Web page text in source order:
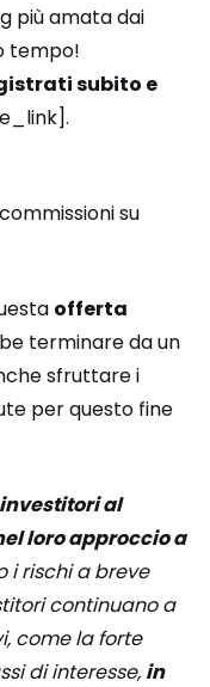
più amata dai
tempo!
subito e
su
offerta
terminare da un
sfruttare i
per questo fine
al
loro approccio a
i rischi a breve
continuano a
come la forte
di interesse, in